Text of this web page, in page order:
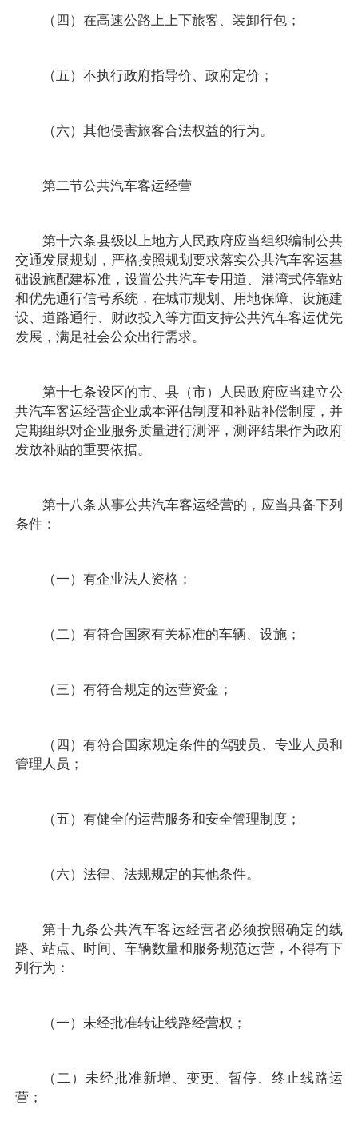
（四）在高速公路上上下旅客、装卸行包；
（五）不执行政府指导价、政府定价；
（六）其他侵害旅客合法权益的行为。
第二节公共汽车客运经营
第十六条县级以上地方人民政府应当组织编制公共
交通发展规划，严格按照规划要求落实公共汽车客运基
础设施配建标准，设置公共汽车专用道、港湾式停靠站
和优先通行信号系统，在城市规划、用地保障、设施建
设、道路通行、财政投入等方面支持公共汽车客运优先
发展，满足社会公众出行需求。
第十七条设区的市、县（市）人民政府应当建立公
共汽车客运经营企业成本评估制度和补贴补偿制度，并
定期组织对企业服务质量进行测评，测评结果作为政府
发放补贴的重要依据。
第十八条从事公共汽车客运经营的，应当具备下列
条件：
（一）有企业法人资格；
（二）有符合国家有关标准的车辆、设施；
（三）有符合规定的运营资金；
（四）有符合国家规定条件的驾驶员、专业人员和
管理人员；
（五）有健全的运营服务和安全管理制度；
（六）法律、法规规定的其他条件。
第十九条公共汽车客运经营者必须按照确定的线
路、站点、时间、车辆数量和服务规范运营，不得有下
列行为：
（一）未经批准转让线路经营权；
（二）未经批准新增、变更、暂停、终止线路运
营；